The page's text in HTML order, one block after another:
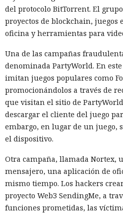
del protocolo BitTorrent. El
proyectos de blockchain, juegos
oficina y herramientas para
Una de las campañas
denominada PartyWorld. En
imitan juegos populares como
promocionándolos a través de
que visitan el sitio de
descargar el cliente del juego
embargo, en lugar de un juego,
el dispositivo.
Otra campaña, llamada Nortex,
mensajero, una aplicación de
mismo tiempo. Los hackers
proyecto Web3 SendingMe, a
funciones prometidas, las